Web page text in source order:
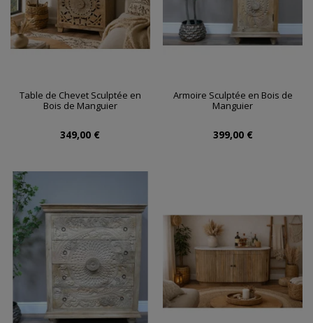
Table de Chevet Sculptée en
Bois de Manguier
349,00 €
Armoire Sculptée en Bois de
Manguier
399,00 €